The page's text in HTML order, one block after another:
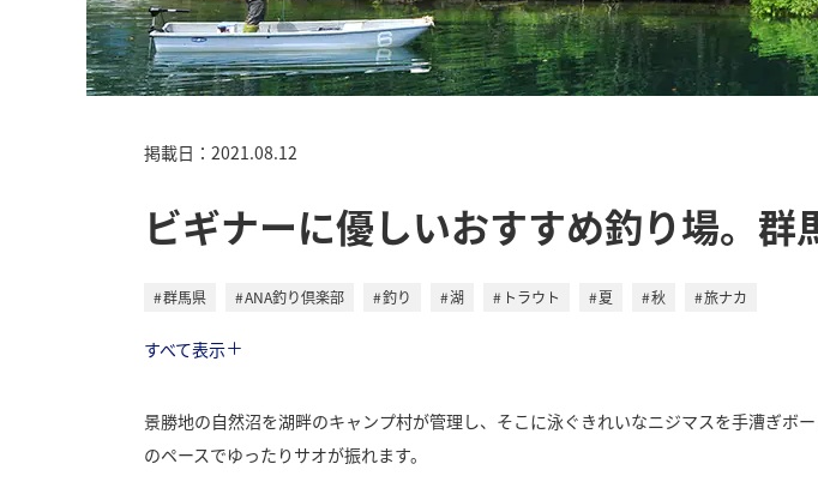
掲載日：2021.08.12
ビギナーに優しいおすすめ釣り場。群
群馬県 ANA釣り倶楽部 釣り 湖 トラウト 夏 秋
旅ナカ
すべて表示
景勝地の自然沼を湖畔のキャンプ村が管理し、そこに泳ぐきれいなニジマスを手漕ぎボ
のペースでゆったりサオが振れます。